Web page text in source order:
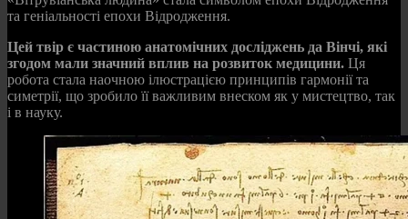
та геніальності епохи Відродження.
Цей твір є частиною анатомічних досліджень да Вінчі, які
згодом мали значний вплив на розвиток медицини. Ця
робота стала наочною ілюстрацією принципів гармонії та
симетрії, що зробило її важливим внеском як у мистецтво, так
і в науку.